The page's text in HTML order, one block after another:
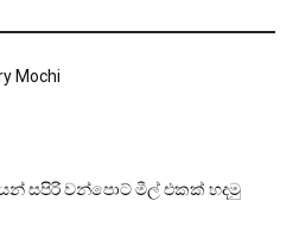
Mochi
සපිරි වන්පොට් මීල් එකක් හදමු